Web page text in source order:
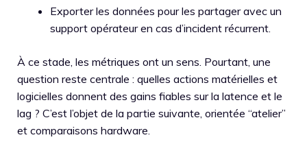
Exporter les données pour les partager avec un
support opérateur en cas d’incident récurrent.
À ce stade, les métriques ont un sens. Pourtant, une
question reste centrale : quelles actions matérielles et
logicielles donnent des gains fiables sur la latence et le
lag ? C’est l’objet de la partie suivante, orientée “atelier”
et comparaisons hardware.